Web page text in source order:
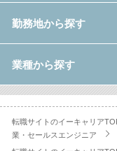
勤務地から探す
業種から探す
転職サイトのイーキャリア
業・セールスエンジニア